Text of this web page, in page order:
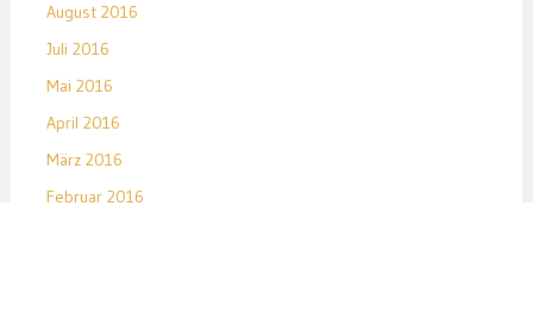
August 2016
Juli 2016
Mai 2016
April 2016
März 2016
Februar 2016